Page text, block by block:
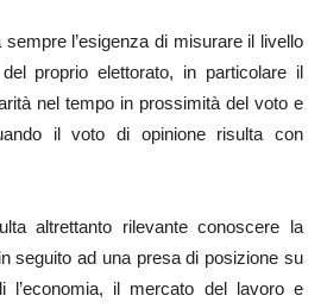
l’esigenza di misurare il livello
proprio elettorato, in particolare il
nel tempo in prossimità del voto e
il voto di opinione risulta con
altrettanto rilevante conoscere la
seguito ad una presa di posizione su
l’economia, il mercato del lavoro e